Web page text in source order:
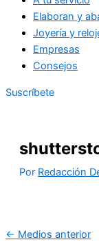
Elaboran y
Joyería y
Empresas
Consejos
Suscríbete
Por Redacción
← Medios anterior